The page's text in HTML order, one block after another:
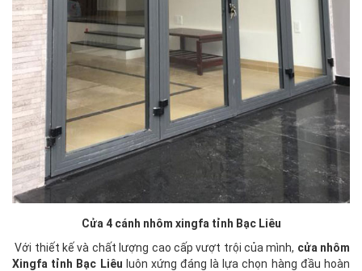
Cửa 4 cánh nhôm xingfa tỉnh Bạc Liêu
Với thiết kế và chất lượng cao cấp vượt trội của mình, cửa nhôm
Xingfa tỉnh Bạc Liêu luôn xứng đáng là lựa chọn hàng đầu hoàn